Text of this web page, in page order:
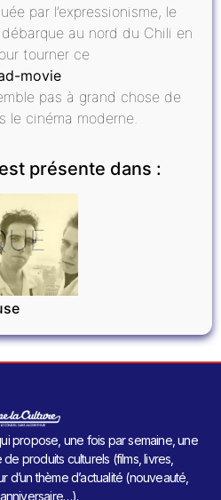
par l’expressionisme, le
au nord du Chili en
tourner ce
movie
pas à grand chose de
le cinéma moderne.
présente dans :
propose, une fois par semaine, une
produits culturels (films, livres,
thème d’actualité (nouveauté,